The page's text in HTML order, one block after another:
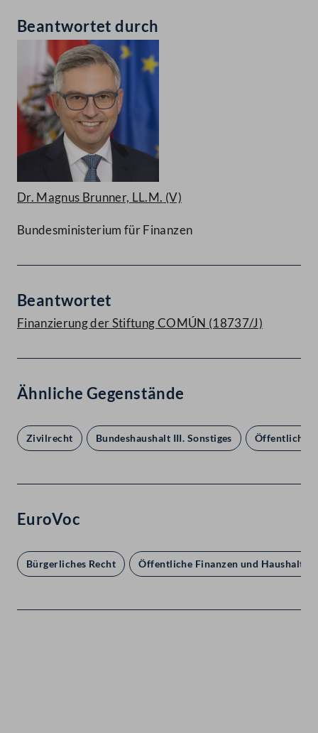
Beantwortet durch
Dr. Magnus Brunner, LL.M. (V)
Bundesministerium für Finanzen
Beantwortet
Finanzierung der Stiftung COMÚN (18737/J)
Ähnliche Gegenstände
Zivilrecht Bundeshaushalt III. Sonstiges Öffentlicher
EuroVoc
Bürgerliches Recht Öffentliche Finanzen und